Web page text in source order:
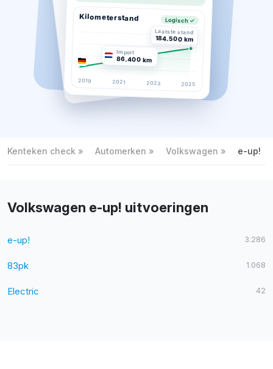
Kilometerstand Logisch ✓
Laatste stand
184.500 km
Import
86.400 km
2019 2021 2023 2025
Kenteken check Automerken Volkswagen e-up!
Volkswagen e-up! uitvoeringen
e-up! 3.286
83pk 1.068
Electric 42